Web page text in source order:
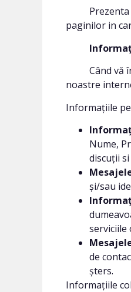
Prezenta
paginilor in
Când vă
noastre
Informațiile
Nume,
discuții
și/sau
serviciile
de
șters.
Informațiile